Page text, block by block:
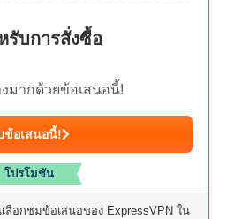
รับการสั่งซื้อ
มากด้วยข้อเสนอนี้!
ข้อเสนอนี้!
โปรโมชัน
ลือกชมข้อเสนอของ ExpressVPN ใน